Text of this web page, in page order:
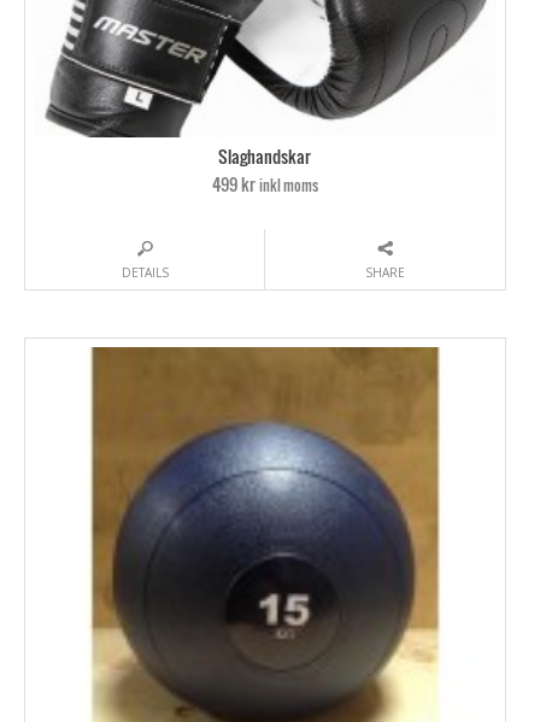
Slaghandskar
499 krinkl moms
DETAILS SHARE